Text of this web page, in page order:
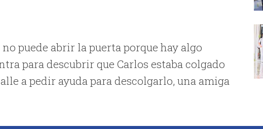
puede abrir la puerta porque hay algo
para descubrir que Carlos estaba colgado
a pedir ayuda para descolgarlo, una amiga